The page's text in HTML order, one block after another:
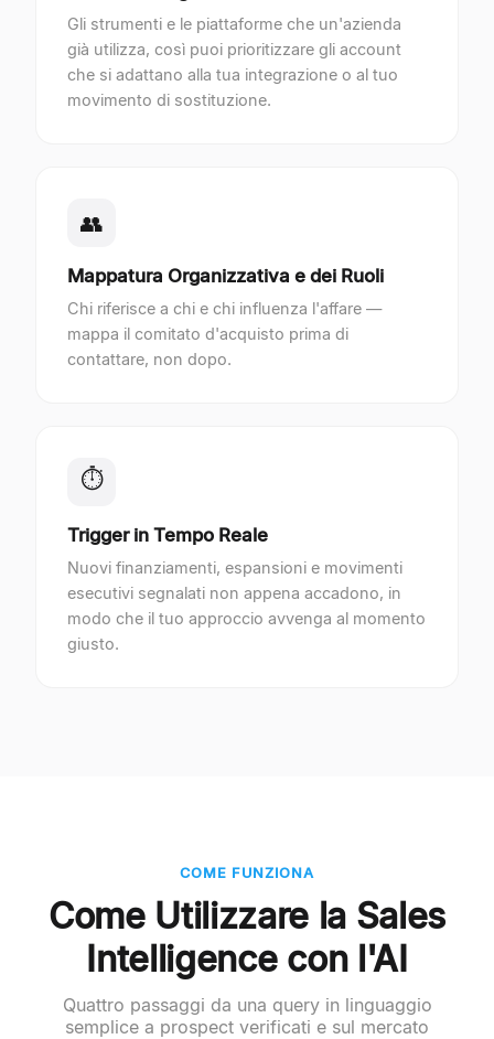
Gli strumenti e le piattaforme che un'azienda
già utilizza, così puoi prioritizzare gli account
che si adattano alla tua integrazione o al tuo
movimento di sostituzione.
👥
Mappatura Organizzativa e dei Ruoli
Chi riferisce a chi e chi influenza l'affare —
mappa il comitato d'acquisto prima di
contattare, non dopo.
⏱
Trigger in Tempo Reale
Nuovi finanziamenti, espansioni e movimenti
esecutivi segnalati non appena accadono, in
modo che il tuo approccio avvenga al momento
giusto.
COME FUNZIONA
Come Utilizzare la Sales
Intelligence con l'AI
Quattro passaggi da una query in linguaggio
semplice a prospect verificati e sul mercato